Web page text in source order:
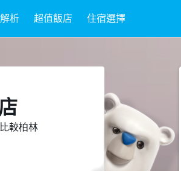
析 超值飯店 住宿選擇
較柏林